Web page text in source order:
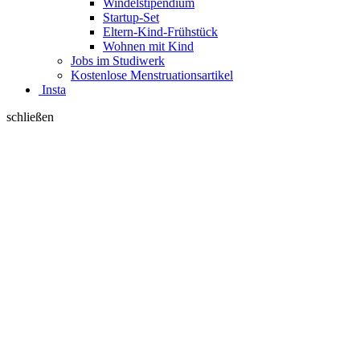
Startup-Set
Eltern-Kind-Frühstück
Wohnen mit Kind
Jobs im Studiwerk
Kostenlose Menstruationsartikel
Insta
schließen